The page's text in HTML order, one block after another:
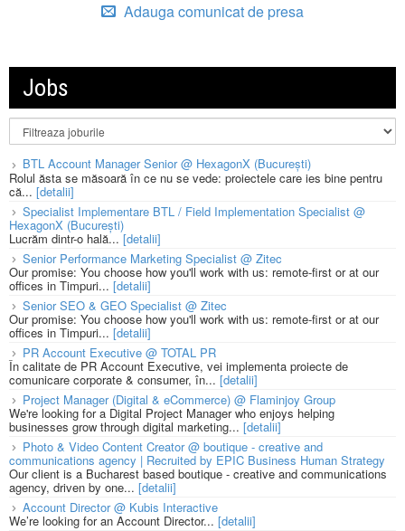
Adauga comunicat de presa
Jobs
BTL Account Manager Senior @ HexagonX (București)
Rolul ăsta se măsoară în ce nu se vede: proiectele care ies bine pentru
că... [detalii]
Specialist Implementare BTL / Field Implementation Specialist @
HexagonX (București)
Lucrăm dintr-o hală...[detalii]
Senior Performance Marketing Specialist @ Zitec
Our promise: You choose how you'll work with us: remote-first or at our
offices in Timpuri... [detalii]
Senior SEO & GEO Specialist @ Zitec
Our promise: You choose how you'll work with us: remote-first or at our
offices in Timpuri... [detalii]
PR Account Executive @ TOTAL PR
În calitate de PR Account Executive, vei implementa proiecte de
comunicare corporate & consumer, în... [detalii]
Project Manager (Digital & eCommerce) @ Flaminjoy Group
We're looking for a Digital Project Manager who enjoys helping
businesses grow through digital marketing... [detalii]
Photo & Video Content Creator @ boutique - creative and
communications agency | Recruited by EPIC Business Human Strategy
Our client is a Bucharest based boutique - creative and communications
agency, driven by one... [detalii]
Account Director @ Kubis Interactive
We’re looking for an Account Director... [detalii]